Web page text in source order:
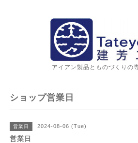
アイアン製品とものづくりの
ショップ営業日
営業日 2024-08-06 (Tue)
営業日